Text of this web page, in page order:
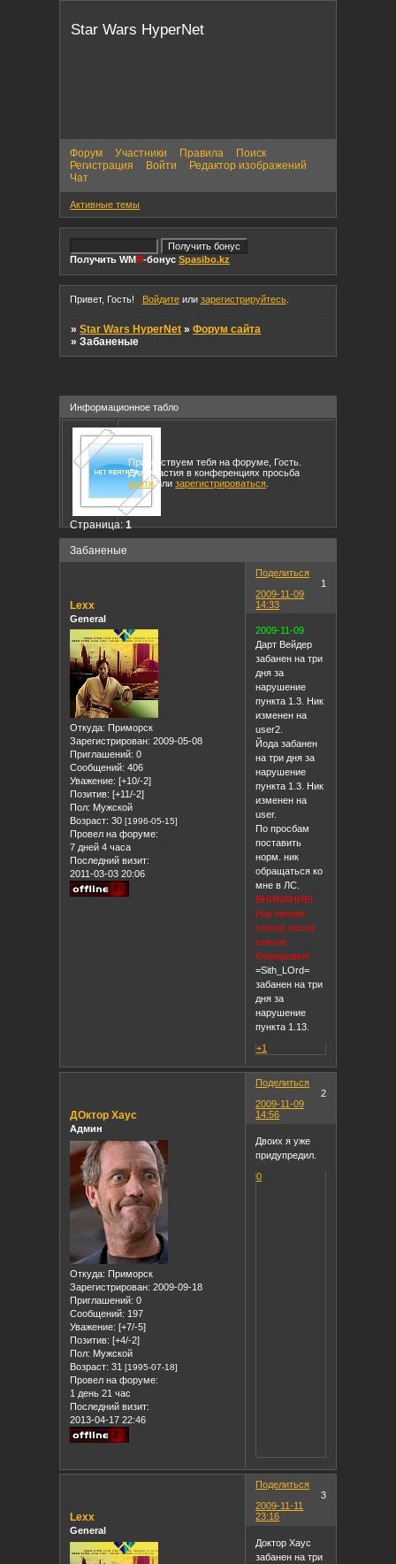
Star Wars HyperNet
Форум Участники Правила
Поиск
Регистрация
Войти
Редактор изображений
Чат
Активные темы
Получить WMR-бонусSpasibo.kz
Привет, Гость! Войдитеили зарегистрируйтесь.
»Star Wars HyperNet »Форум сайта
»Забаненые
Информационное табло
Приветствуем тебя на форуме, Гость.
Для участия в конференциях просьба
войтиилизарегистрироваться
Забаненые
Страница:1
Поделиться
1
2009-11-09
14:33
Lexx
General
Откуда: Приморск
Зарегистрирован: 2009-05-08
Приглашений: 0
Сообщений: 406
Уважение: [+10/-2]
Позитив: [+11/-2]
Пол: Мужской
Возраст: 30[1996-05-15]
Провел на форуме:
7 дней 4 часа
Последний визит:
2011-03-03 20:06
2009-11-09
Дарт Вейдер
забанен на три
дня за
нарушение
пункта 1.3. Ник
изменен на
user2.
Йода забанен
на три дня за
нарушение
пункта 1.3. Ник
изменен на
user.
По просбам
поставить
норм. ник
обращаться ко
мне в ЛС.
ВНИМАНИЕ!
Ник меняю
только после
снятия
блокировки!
=Sith_LOrd=
забанен на три
дня за
нарушение
пункта 1.13.
+1
Поделиться
2
2009-11-09
14:56
ДОктор Хаус
Админ
Откуда: Приморск
Зарегистрирован: 2009-09-18
Приглашений: 0
Сообщений: 197
Уважение: [+7/-5]
Позитив: [+4/-2]
Пол: Мужской
Возраст: 31[1995-07-18]
Провел на форуме:
1 день 21 час
Последний визит:
2013-04-17 22:46
Двоих я уже
придупредил.
0
Поделиться
3
2009-11-11
23:16
Lexx
General
Доктор Хаус
забанен на три